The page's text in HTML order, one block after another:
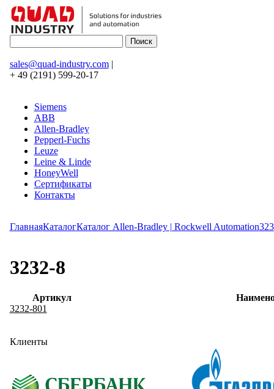
sales@quad-industry.com|
+ 49 (2191) 599-20-17
Siemens
ABB
Allen-Bradley
Pepperl-Fuchs
Leuze
Leine & Linde
HoneyWell
Сертификаты
Контакты
ГлавнаяКаталогКаталог Allen-Bradley | Rockwell Automation323
3232-8
Артикул
3232-801
Клиенты